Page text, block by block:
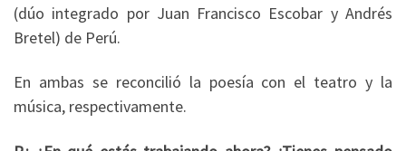
(dúo integrado por Juan Francisco Escobar y Andrés
Bretel) de Perú.
En ambas se reconcilió la poesía con el teatro y la
música, respectivamente.